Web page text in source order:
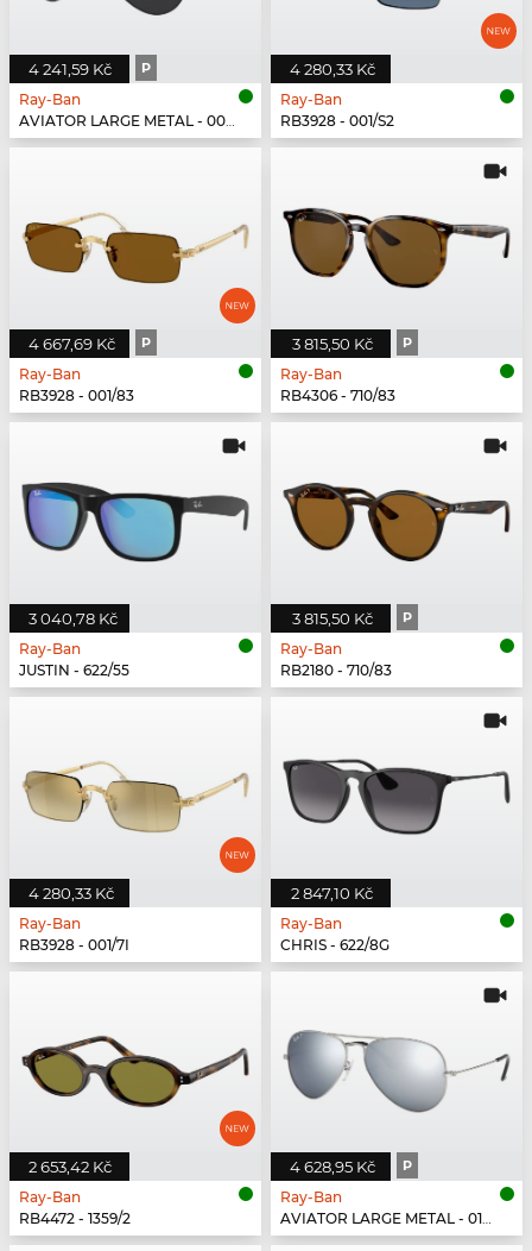
4 241,59 Kč P
Ray-Ban
AVIATOR LARGE METAL - 002/48
4 280,33 Kč
Ray-Ban
RB3928 - 001/S2
4 667,69 Kč P
Ray-Ban
RB3928 - 001/83
3 815,50 Kč P
Ray-Ban
RB4306 - 710/83
3 040,78 Kč
Ray-Ban
JUSTIN - 622/55
3 815,50 Kč P
Ray-Ban
RB2180 - 710/83
4 280,33 Kč
Ray-Ban
RB3928 - 001/7I
2 847,10 Kč
Ray-Ban
CHRIS - 622/8G
2 653,42 Kč
Ray-Ban
RB4472 - 1359/2
4 628,95 Kč P
Ray-Ban
AVIATOR LARGE METAL - 019/W3